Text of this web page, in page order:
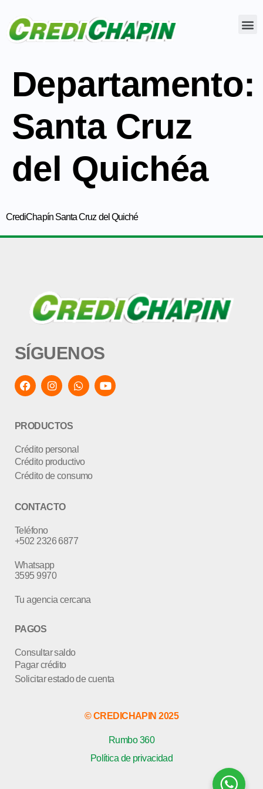
Departamento:
Santa Cruz
del Quichéa​
CrediChapín Santa Cruz del Quiché
SÍGUENOS
PRODUCTOS
Crédito personal
Crédito productivo
Crédito de consumo
CONTACTO
Teléfono
+502 2326 6877
Whatsapp
3595 9970
Tu agencia cercana
PAGOS
Consultar saldo
Pagar crédito
Solicitar estado de cuenta
© CREDICHAPIN 2025
Rumbo 360
Política de privacidad